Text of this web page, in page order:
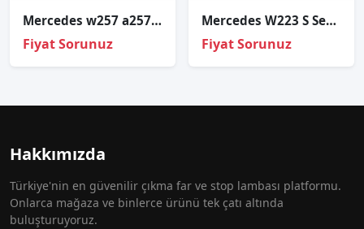
Mercedes w257 a257 cls multi̇beam led sol far 12 pi̇n a2579068300
Fiyat Sorunuz
Mercedes W223 S Serisi Led Far Beyni A2239007618
Fiyat Sorunuz
Hakkımızda
Türkiye'nin en güvenilir çıkma far ve stop lambası platformu.
Onlarca mağaza ve binlerce ürünü tek çatı altında
buluşturuyoruz.